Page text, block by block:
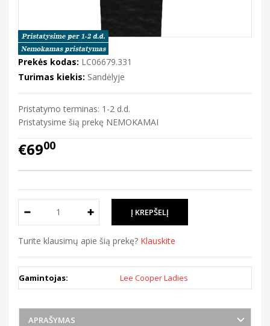
Prekės kodas: LC06679.331
Turimas kiekis: Sandėlyje
Pristatymo terminas: 1-2 d.d.
Pristatysime šią prekę NEMOKAMAI
€6900
Turite klausimų apie šią prekę? Klauskite
Gamintojas: Lee Cooper Ladies
APRAŠYMAS